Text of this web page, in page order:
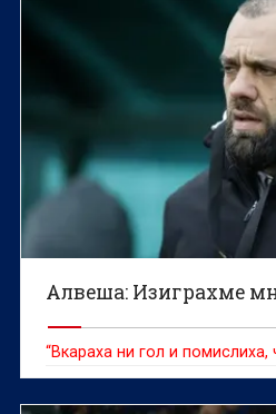
Алвеша: Изиграхме
“Вкараха ни гол и